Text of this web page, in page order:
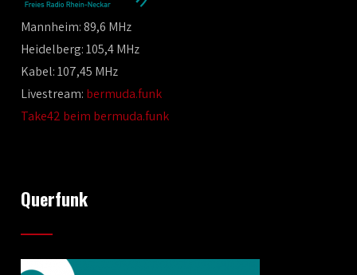
Mannheim: 89,6 MHz
Heidelberg: 105,4 MHz
Kabel: 107,45 MHz
Livestream: bermuda.funk
Take42 beim bermuda.funk
Querfunk